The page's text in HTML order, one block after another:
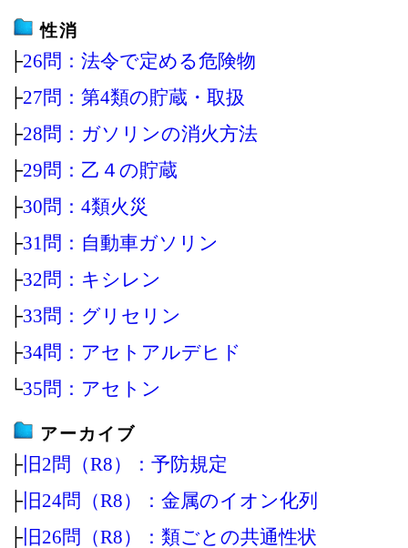
性消
├26問：法令で定める危険物
├27問：第4類の貯蔵・取扱
├28問：ガソリンの消火方法
├29問：乙４の貯蔵
├30問：4類火災
├31問：自動車ガソリン
├32問：キシレン
├33問：グリセリン
├34問：アセトアルデヒド
└35問：アセトン
アーカイブ
├ 旧2問（R8）：予防規定
├ 旧24問（R8）：金属のイオン化列
├ 旧26問（R8）：類ごとの共通性状